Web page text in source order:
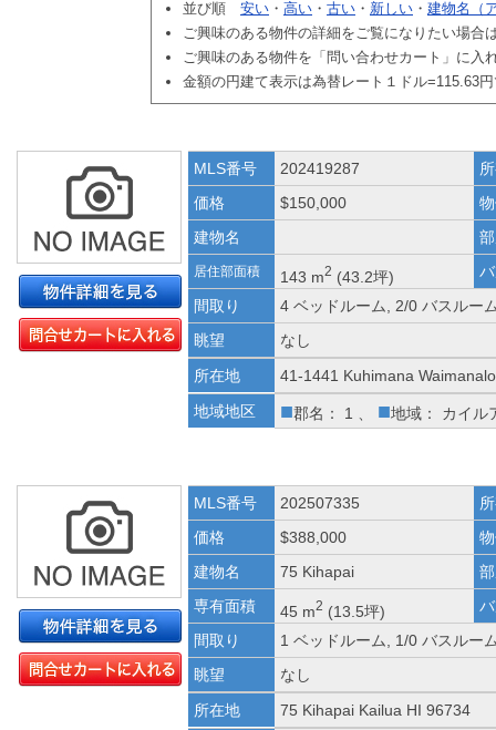
並び順 安い ・ 高い ・ 古い ・ 新しい ・ 建物名（
ご興味のある物件の詳細をご覧になりたい場合
ご興味のある物件を「問い合わせカート」に入
金額の円建て表示は為替レート１ドル=115.63
MLS番号 202419287
価格
$150,000
建物名
居住部面積 143 m2 (43.2坪)
間取り
4 ベッドルーム, 2/0 バスルー
眺望
なし
所在地
41-1441 Kuhimana
地域地区
■郡名： 1 、 ■地域： カイル
MLS番号 202507335
価格
$388,000
建物名
75 Kihapai
専有面積
45 m2 (13.5坪)
間取り
1 ベッドルーム, 1/0 バスルー
眺望
なし
所在地
75 Kihapai Kailua HI 96734